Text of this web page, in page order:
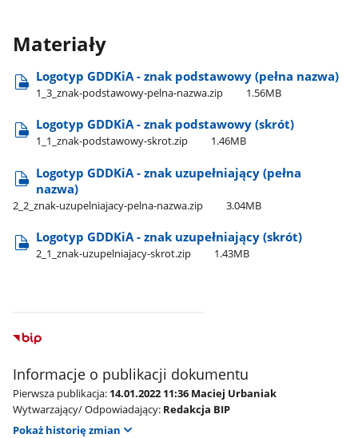
Materiały
Logotyp GDDKiA - znak podstawowy (pełna nazwa)
1​_3​_znak-podstawowy-pelna-nazwa.zip 1.56MB
Logotyp GDDKiA - znak podstawowy (skrót)
1​_1​_znak-podstawowy-skrot.zip 1.46MB
Logotyp GDDKiA - znak uzupełniający (pełna
nazwa)
2​_2​_znak-uzupelniajacy-pelna-nazwa.zip 3.04MB
Logotyp GDDKiA - znak uzupełniający (skrót)
2​_1​_znak-uzupelniajacy-skrot.zip 1.43MB
Informacje o publikacji dokumentu
Pierwsza publikacja: 14.01.2022 11:36 Maciej Urbaniak
Wytwarzający/ Odpowiadający: Redakcja BIP
Pokaż historię zmian